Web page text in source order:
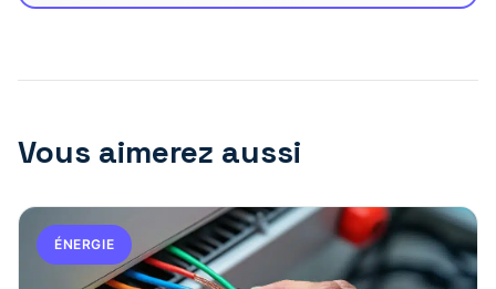
Vous aimerez aussi
ÉNERGIE